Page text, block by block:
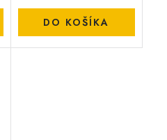
DO KOŠÍKA